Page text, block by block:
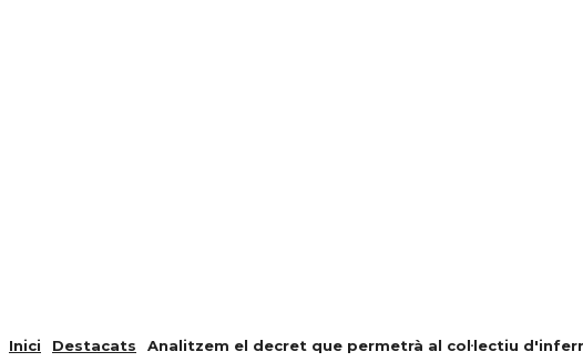
Inici Destacats Analitzem el decret que permetrà al col·lectiu